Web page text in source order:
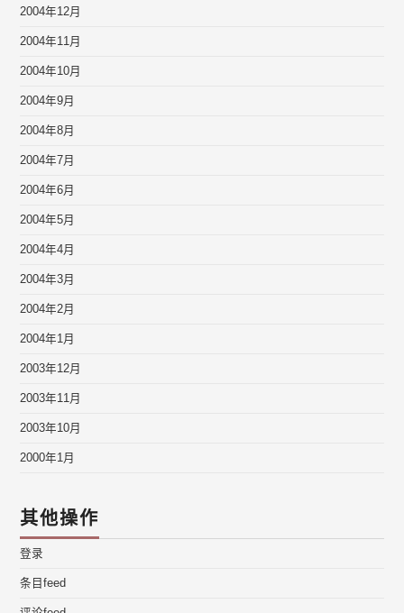
2004年12月
2004年11月
2004年10月
2004年9月
2004年8月
2004年7月
2004年6月
2004年5月
2004年4月
2004年3月
2004年2月
2004年1月
2003年12月
2003年11月
2003年10月
2000年1月
其他操作
登录
条目feed